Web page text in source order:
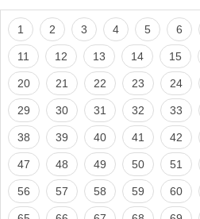
1 2 3 4 5 6
11 12 13 14 15
20 21 22 23 24
29 30 31 32 33
38 39 40 41 42
47 48 49 50 51
56 57 58 59 60